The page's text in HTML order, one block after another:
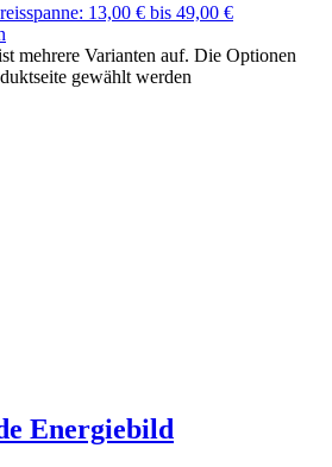
13,00 € bis 49,00 €
mehrere Varianten auf. Die Optionen
gewählt werden
Energiebild